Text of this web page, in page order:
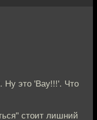
Ну это 'Вау!!!'. Что
стоит лишний